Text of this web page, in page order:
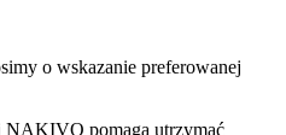
o wskazanie preferowanej
NAKIVO pomaga utrzymać